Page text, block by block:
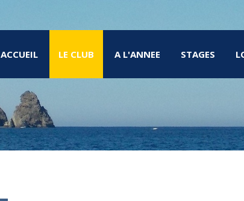
ACCUEIL LE CLUB A L'ANNEE STAGES